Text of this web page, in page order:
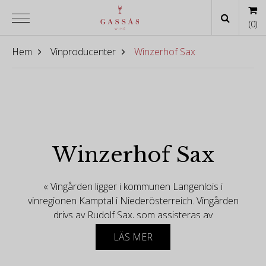
Hem Vinproducenter Winzerhof Sax
Winzerhof Sax
« Vingården ligger i kommunen Langenlois i
vinregionen Kamptal i Niederösterreich. Vingården
drivs av Rudolf Sax, som assisteras av
tvillingbröderna Rudolf jr. och Michael Sax. »
Historia
LÄS MER
(0)